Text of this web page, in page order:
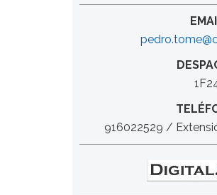
916022529 /